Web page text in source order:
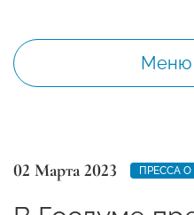
Меню
02 Марта 2023 ПРЕССА